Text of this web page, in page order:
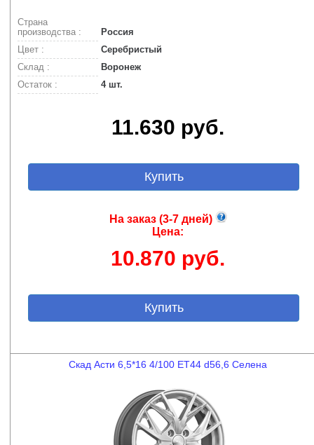
Страна
производства :
Россия
Цвет :
Серебристый
Склад :
Воронеж
Остаток :
4 шт.
11.630 руб.
Купить
На заказ (3-7 дней)
Цена:
10.870 руб.
Купить
Скад Асти 6,5*16 4/100 ET44 d56,6 Селена